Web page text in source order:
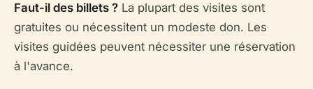
Faut-il des billets ? La plupart des visites sont
gratuites ou nécessitent un modeste don. Les
visites guidées peuvent nécessiter une réservation
à l'avance.